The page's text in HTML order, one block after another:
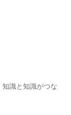
識と知識がつな